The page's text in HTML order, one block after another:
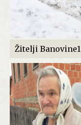
Žitelji Banovine1